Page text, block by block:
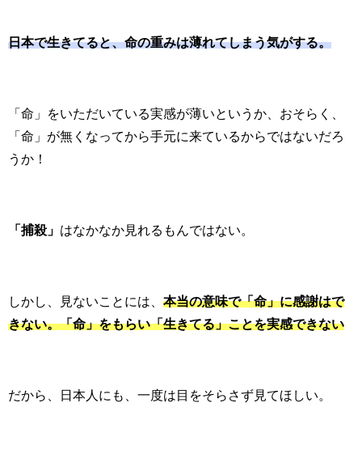
日本で生きてると、命の重みは薄れてしまう気がする。
「命」をいただいている実感が薄いというか、おそらく、
「命」が無くなってから手元に来ているからではないだろ
うか！
「捕殺」 はなかなか見れるもんではない。
しかし、見ないことには、 本当の意味で「命」に感謝はで
きない。「命」をもらい「生きてる」ことを実感できない
だから、日本人にも、一度は目をそらさず見てほしい。